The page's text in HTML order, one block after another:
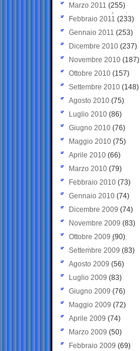
Marzo 2011 (255)
Febbraio 2011 (233)
Gennaio 2011 (253)
Dicembre 2010 (237)
Novembre 2010 (187)
Ottobre 2010 (157)
Settembre 2010 (148)
Agosto 2010 (75)
Luglio 2010 (86)
Giugno 2010 (76)
Maggio 2010 (75)
Aprile 2010 (66)
Marzo 2010 (79)
Febbraio 2010 (73)
Gennaio 2010 (74)
Dicembre 2009 (74)
Novembre 2009 (83)
Ottobre 2009 (90)
Settembre 2009 (83)
Agosto 2009 (56)
Luglio 2009 (83)
Giugno 2009 (76)
Maggio 2009 (72)
Aprile 2009 (74)
Marzo 2009 (50)
Febbraio 2009 (69)